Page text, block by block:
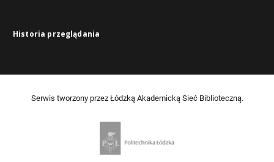
Historia przeglądania
Serwis tworzony przez Łódzką Akademicką Sieć Biblioteczną.